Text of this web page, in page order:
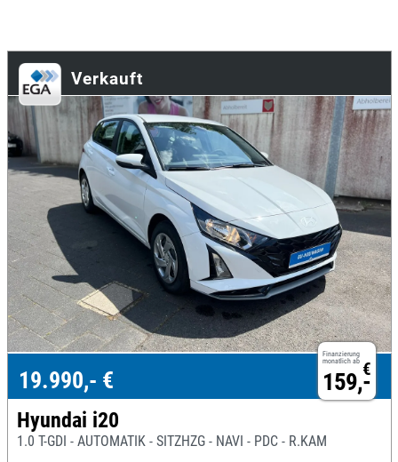
Verkauft
Finanzierung
monatlich ab €
159,-
19.990,- €
Hyundai i20
1.0 T-GDI - AUTOMATIK - SITZHZG - NAVI - PDC - R.KAM